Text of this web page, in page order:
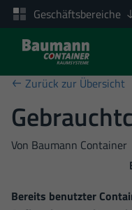
Zum Inhalt springen
Geschäftsbereiche
Zurück zur Übersicht
Von Baumann Container
Bereits benutzter